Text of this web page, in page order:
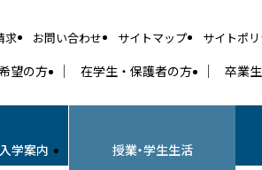
求 お問い合わせ サイトマップ サイトポ
望の方 在学生・保護者の方 卒業
学案内 授業・学生生活